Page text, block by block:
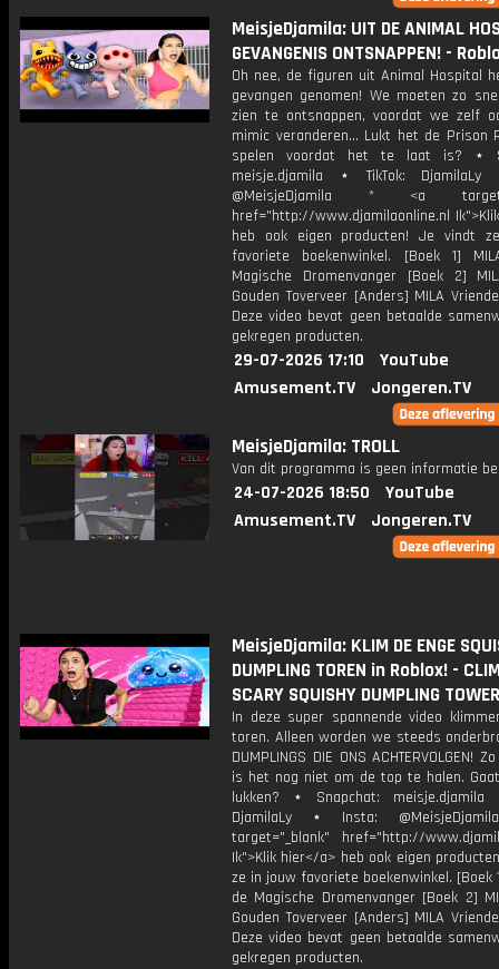
MeisjeDjamila: UIT DE ANIMAL
GEVANGENIS ONTSNAPPEN! -
Oh nee, de figuren uit Animal Hospital
gevangen genomen! We moeten zo
zien te ontsnappen, voordat we zelf
mimic veranderen... Lukt het de Prison
spelen voordat het te laat is? ⋆
meisje.djamila ⋆ TikTok:
@MeisjeDjamila * <a
href="http://www.djamilaonline.nl
heb ook eigen producten! Je vindt
favoriete boekenwinkel. [Boek 1]
Magische Dromenvanger [Boek 2]
Gouden Toverveer [Anders] MILA
Deze video bevat geen betaalde
gekregen producten.
29-07-2026 17:10
YouTube
Amusement.TV
Jongeren.TV
MeisjeDjamila: TROLL
Van dit programma is geen informatie
24-07-2026 18:50
YouTube
Amusement.TV
Jongeren.TV
MeisjeDjamila: KLIM DE ENGE
DUMPLING TOREN in Roblox! -
SCARY SQUISHY DUMPLING
In deze super spannende video
toren. Alleen worden we steeds
DUMPLINGS DIE ONS ACHTERVOLGEN!
is het nog niet om de top te halen.
lukken? ⋆ Snapchat: meisje.djamila
DjamilaLy ⋆ Insta:
target="_blank" href="http://
Ik">Klik hier</a> heb ook eigen
ze in jouw favoriete boekenwinkel. [Boek
de Magische Dromenvanger [Boek 2]
Gouden Toverveer [Anders] MILA
Deze video bevat geen betaalde
gekregen producten.